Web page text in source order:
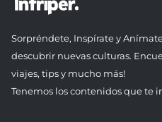
Sorpréndete, Inspírate y
descubrir nuevas culturas.
viajes, tips y mucho más!
Tenemos los contenidos que te